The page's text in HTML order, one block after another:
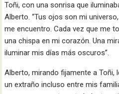
Toñi, con una sonrisa que
Alberto. “Tus ojos son mi
me encuentro. Cada vez que me
una chispa en mi corazón. Una
iluminar mis días más oscuros”.
Alberto, mirando fijamente a Toñi,
un extraño incluso entre mis